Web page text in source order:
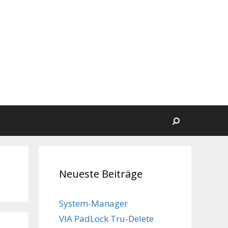
Suchen
Neueste Beiträge
System-Manager
VIA PadLock Tru-Delete